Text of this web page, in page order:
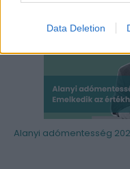
Data Deletion
Alanyi adómentesség